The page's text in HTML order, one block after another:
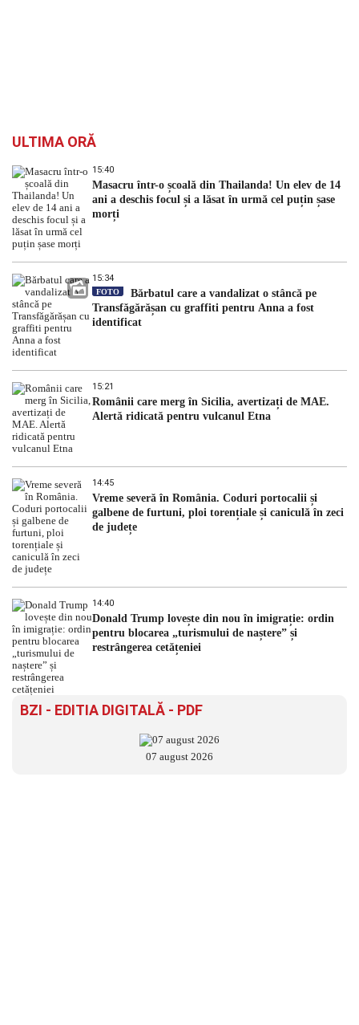
ULTIMA ORĂ
15:40
Masacru într-o școală din Thailanda! Un elev de 14
ani a deschis focul și a lăsat în urmă cel puțin șase
morți
15:34
FOTO
Bărbatul care a vandalizat o stâncă pe
Transfăgărășan cu graffiti pentru Anna a fost
identificat
15:21
Românii care merg în Sicilia, avertizați de MAE.
Alertă ridicată pentru vulcanul Etna
14:45
Vreme severă în România. Coduri portocalii și
galbene de furtuni, ploi torențiale și caniculă în zeci
de județe
14:40
Donald Trump lovește din nou în imigrație: ordin
pentru blocarea „turismului de naștere” și
restrângerea cetățeniei
BZI - EDITIA DIGITALĂ - PDF
07 august 2026